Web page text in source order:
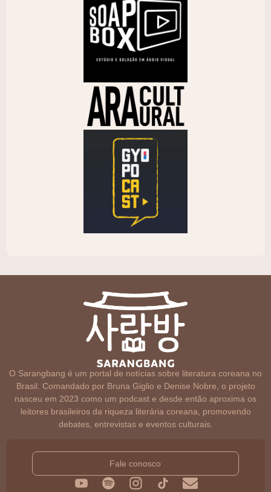
O Sarangbang é um portal de notícias sobre literatura coreana no
Brasil. Comandado por Bruna Giglio e Denise Nobre, o projeto
nasceu em 2023 como um podcast e desde então aproxima os
leitores brasileiros da riqueza literária coreana, promovendo
debates, entrevistas e eventos culturais.
Fale conosco